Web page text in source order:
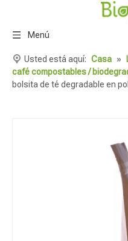
Menú
Usted está aquí: Casa »
café compostables /
bolsita de té degradable en